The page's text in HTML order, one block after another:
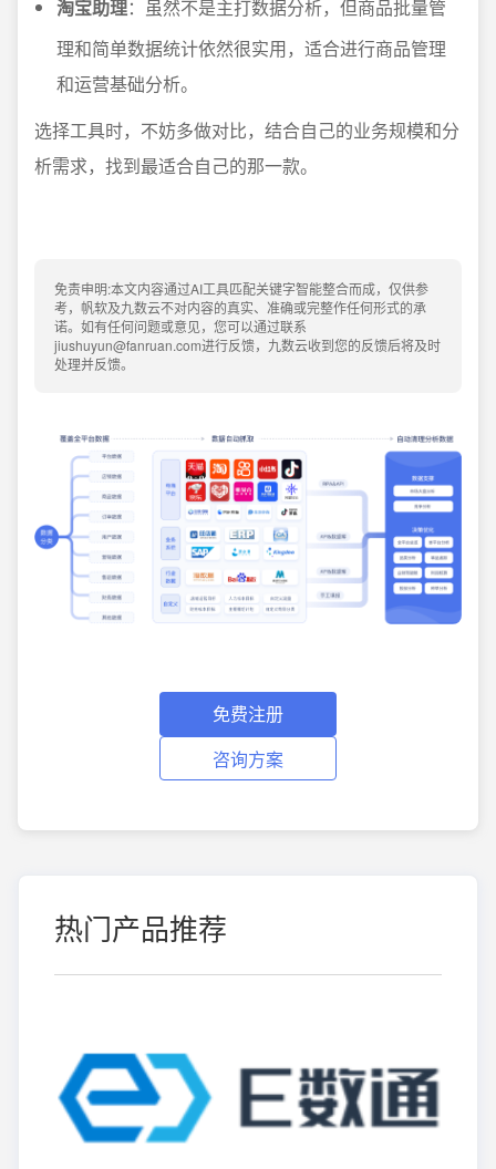
淘宝助理：虽然不是主打数据分析，但商品批量管
理和简单数据统计依然很实用，适合进行商品管理
和运营基础分析。
选择工具时，不妨多做对比，结合自己的业务规模和分
析需求，找到最适合自己的那一款。
免责申明:本文内容通过AI工具匹配关键字智能整合而成，仅供参
考，帆软及九数云不对内容的真实、准确或完整作任何形式的承
诺。如有任何问题或意见，您可以通过联系
jiushuyun@fanruan.com进行反馈，九数云收到您的反馈后将及时
处理并反馈。
免费注册
咨询方案
热门产品推荐